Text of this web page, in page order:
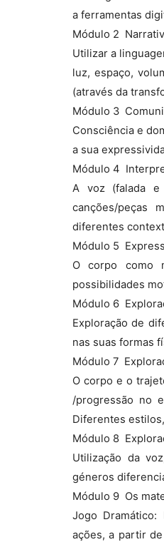
a ferramentas
Módulo 2 
Utilizar a
luz, espaço,
(através da
Módulo 3 
Consciência e
a sua
Módulo 4 
A voz (falada e
canções/peças
diferentes
Módulo 5 
O corpo como
possibilidades
Módulo 6 
Exploração de
nas suas formas
Módulo 7 
O corpo e o
/progressão no
Diferentes
Módulo 8 
Utilização da
géneros
Módulo 9  Os
Jogo Dramático:
ações, a partir